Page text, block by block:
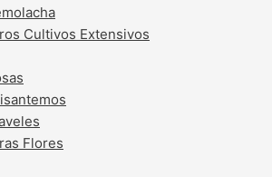
Cultivos Extensivos
Flores